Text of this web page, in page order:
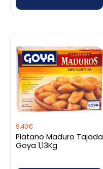
9,40€
Platano Maduro Tajada
Goya 1,13Kg